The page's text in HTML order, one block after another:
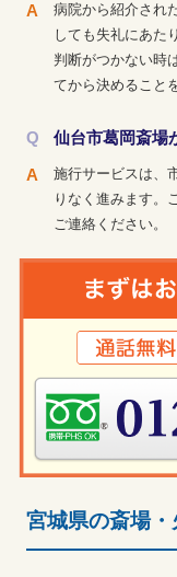
病院から紹介され
しても失礼にあた
判断がつかない時
てから決めること
仙台市葛岡斎場
施行サービスは、
りなく進みます。
ご連絡ください。
宮城県の斎場・